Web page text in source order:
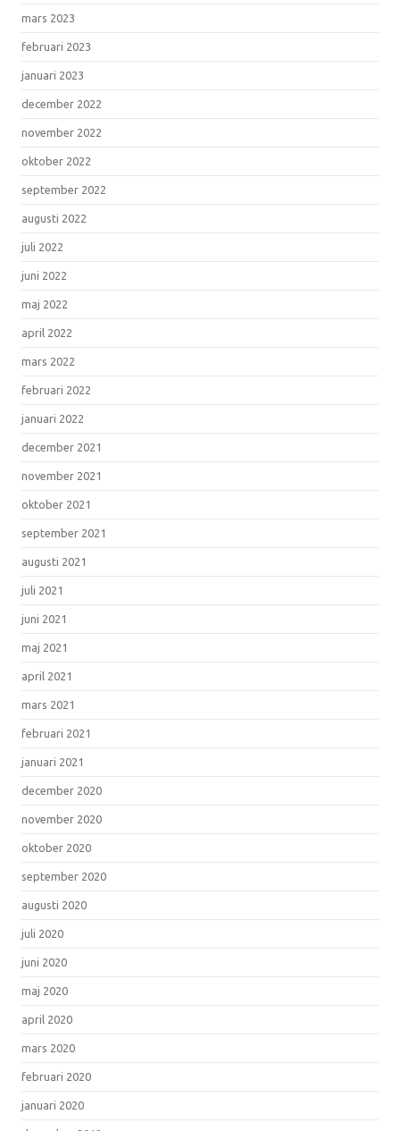
mars 2023
februari 2023
januari 2023
december 2022
november 2022
oktober 2022
september 2022
augusti 2022
juli 2022
juni 2022
maj 2022
april 2022
mars 2022
februari 2022
januari 2022
december 2021
november 2021
oktober 2021
september 2021
augusti 2021
juli 2021
juni 2021
maj 2021
april 2021
mars 2021
februari 2021
januari 2021
december 2020
november 2020
oktober 2020
september 2020
augusti 2020
juli 2020
juni 2020
maj 2020
april 2020
mars 2020
februari 2020
januari 2020